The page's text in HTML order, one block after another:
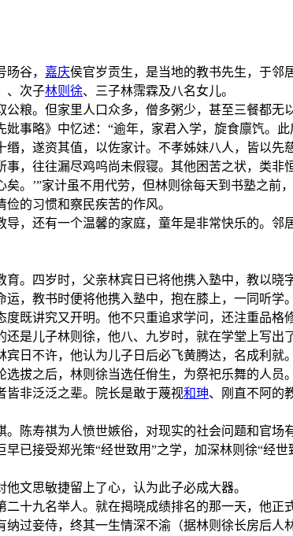
谷， 嘉庆侯官岁贡生，是当地的教书先生，于邻
、次子林则徐、三子林霈霖及八名女儿。
粮。但家里人口众多，僧多粥少，甚至三餐都
事略》中忆述：“逾年，家君入学，旋食廪饩
，遂资其值，以佐家计。不孝姊妹八人，皆以
，往往漏尽鸡呜尚未假寝。其他困苦之状，类
。’”家计虽不用代劳，但林则徐每天到书塾之
的习惯和察民疾苦的作风。
，还有一个温馨的家庭，童年是非常快乐的。
。四岁时，父亲林宾日已将他携入塾中，教以
，教书时便将他携入塾中，抱在膝上，一同听学。
既讲究又开明。他不只重追求学问，还注重品
是儿子林则徐，他八、九岁时，就在学堂上写
日不许，他认为儿子日后必飞黄腾达，名成利就。
拔之后，林则徐当选任佾生，为祭祀乐舞的人员。
皆非泛泛之辈。院长是敢于蔑视和珅、刚直不阿的
。陈寿祺为人愤世嫉俗，对现实的社会问题和官
已接受郑光策“经世致用”之学，加深林则徐“经世
文思敏捷留上了心，认为此子必成大器。
二十九名举人。就在揭晓成绩排名的那一天，他
过妾侍，终其一生情深不渝（据林则徐长房后人